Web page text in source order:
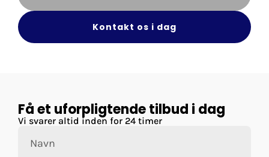
Kontakt os i dag
Få et uforpligtende tilbud i dag
Vi svarer altid inden for 24 timer